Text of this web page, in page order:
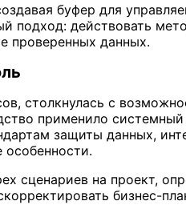
буфер для
подход: действовать
проверенных данных.
столкнулась с
применило
защиты данных,
сценариев на проект,
бизнес-